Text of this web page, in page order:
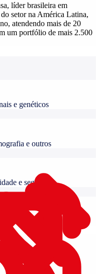
líder brasileira em
setor na América Latina,
atendendo mais de 20
um portfólio de mais 2.500
e genéticos
e outros
e segurança
estiver